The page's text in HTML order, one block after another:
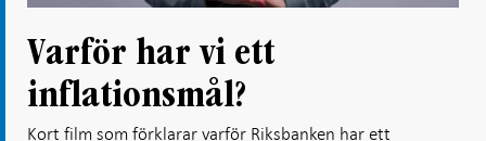
Varför har vi ett
inflationsmål?
Kort film som förklarar varför Riksbanken har ett